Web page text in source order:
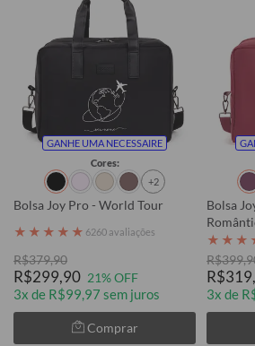
GANHE UMA NECESSAIRE
Cores:
+2
Bolsa Joy Pro - World Tour
★ ★ ★ ★ ★ 6260 avaliações
R$379,90
R$299,90 21% OFF
3x de R$99,97 sem juros
Comprar
Bolsa
★ ★ ★
3x de